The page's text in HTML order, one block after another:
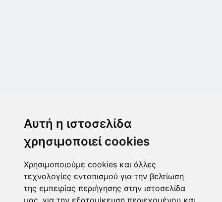
Αυτή η ιστοσελίδα
χρησιμοποιεί cookies
Χρησιμοποιούμε cookies και άλλες
τεχνολογίες εντοπισμού για την βελτίωση
της εμπειρίας περιήγησης στην ιστοσελίδα
μας, για την εξατομίκευση περιεχομένου και
2102843411
6932215191
info@paulis.gr
Ωράριο καταστήματος